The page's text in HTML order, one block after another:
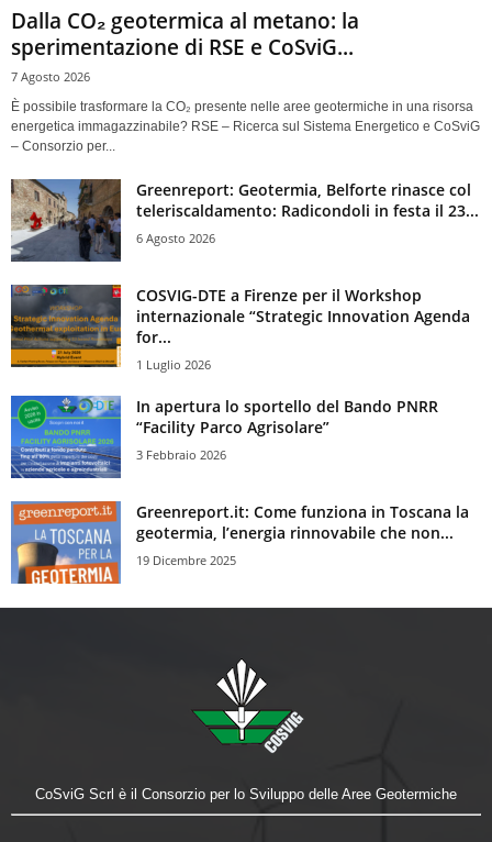
Dalla CO₂ geotermica al metano: la
sperimentazione di RSE e CoSviG...
7 Agosto 2026
È possibile trasformare la CO₂ presente nelle aree geotermiche in una risorsa
energetica immagazzinabile? RSE – Ricerca sul Sistema Energetico e CoSviG
– Consorzio per...
Greenreport: Geotermia, Belforte rinasce col
teleriscaldamento: Radicondoli in festa il 23...
6 Agosto 2026
COSVIG-DTE a Firenze per il Workshop
internazionale “Strategic Innovation Agenda
for...
1 Luglio 2026
In apertura lo sportello del Bando PNRR
“Facility Parco Agrisolare”
3 Febbraio 2026
Greenreport.it: Come funziona in Toscana la
geotermia, l’energia rinnovabile che non...
19 Dicembre 2025
CoSviG Scrl è il Consorzio per lo Sviluppo delle Aree Geotermiche